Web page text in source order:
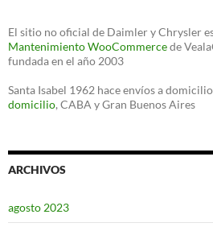
El sitio no oficial de Daimler y Chrysler
Mantenimiento WooCommercede
fundada en el año 2003
Santa Isabel 1962 hace envíos a
domicilio, CABA y Gran Buenos Aires
ARCHIVOS
agosto 2023